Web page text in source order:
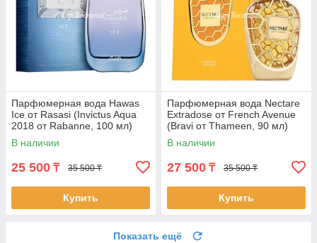
Парфюмерная вода Hawas
Ice от Rasasi (Invictus Aqua
2018 от Rabanne, 100 мл)
В наличии
25 500 ₸ 35 500 ₸
Купить
Парфюмерная вода Nectare
Extradose от French Avenue
(Bravi от Thameen, 90 мл)
В наличии
27 500 ₸ 35 500 ₸
Купить
Показать ещё